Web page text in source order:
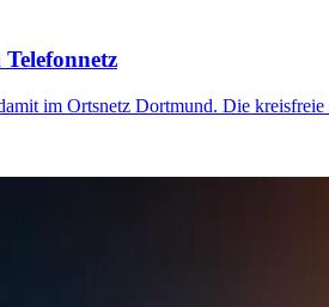
im Ortsnetz Dortmund. Die